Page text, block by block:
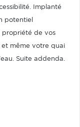
Implanté
potentiel
propriété de vos
et même votre quai
Suite addenda.